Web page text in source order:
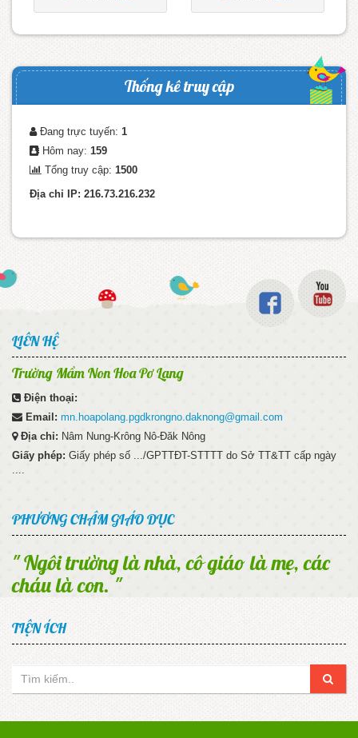
Thống kê truy cập
Đang trực tuyến: 1
Hôm nay: 159
Tổng truy cập: 1500
Địa chỉ IP: 216.73.216.232
LIÊN HỆ
Trường Mầm Non Hoa Pơ Lang
Điện thoại:
Email: mn.hoapolang.pgdkrongno.daknong@gmail.com
Địa chỉ: Nâm Nung-Krông Nô-Đăk Nông
Giấy phép: Giấy phép số .../GPTTĐT-STTTT do Sở TT&TT cấp ngày
....
PHƯƠNG CHÂM GIÁO DỤC
" Ngôi trường là nhà, cô giáo là mẹ, các
cháu là con. "
TIỆN ÍCH